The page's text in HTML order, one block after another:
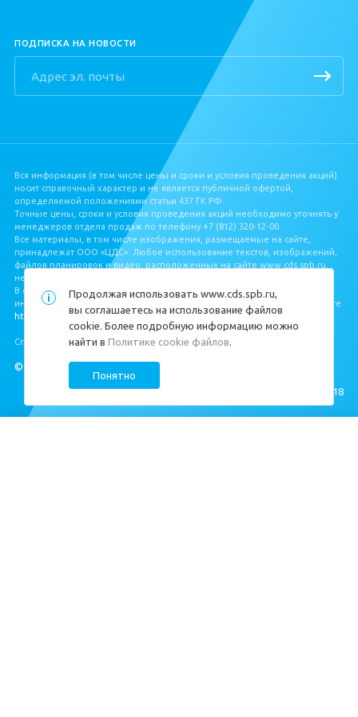
ПОДПИСКА НА НОВОСТИ
© ЦДС, 1999–2026
Вся информация (в том числе цены и сроки и условия проведения акций)
носит справочный характер и не является публичной офертой,
определяемой положениями статьи 437 ГК РФ.
Точные цены, сроки и условия проведения акций необходимо уточнять у
менеджеров отдела продаж по телефону +7 (812) 320‐12‐00.
Все материалы, в том числе изображения, размещаемые на сайте,
принадлежат ООО «ЦДС». Любое использование текстов, изображений,
файлов планировок и видео, расположенных на сайте www.cds.spb.ru,
не допускается без письменного разрешения ООО «ЦДС».
В соответствии с Федеральным законом от 30.12.2004 № 214‐ФЗ, полная
информация о застройщике и проекте строительства размещена на сайте
https://наш.дом.рф/.
Специальная оценка условий трудаhttps://cds.spb.ru/sout/
M18
Продолжая использовать www.cds.spb.ru,
вы соглашаетесь на использование файлов
cookie. Более подробную информацию можно
найти в Политике cookie файлов.
Понятно